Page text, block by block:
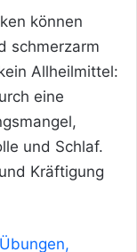
können
schmerzarm
Allheilmittel:
eine
und Schlaf.
Kräftigung